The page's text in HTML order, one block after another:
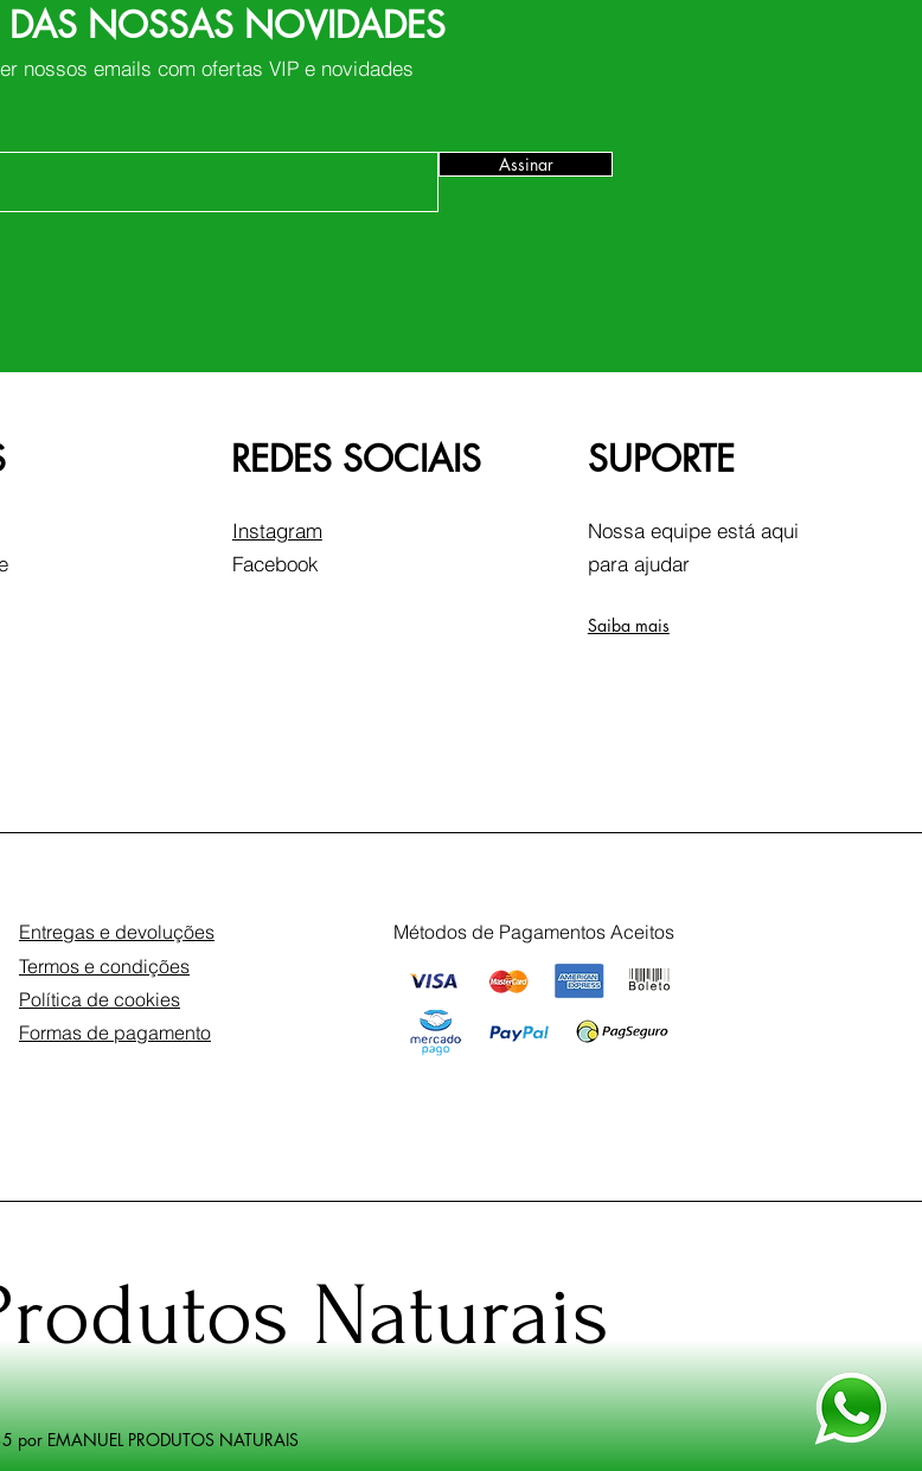
DAS NOSSAS NOVIDADES
nossos emails com ofertas VIP e novidades
Assinar
REDES SOCIAIS
Instagram
Facebook
SUPORTE
Nossa equipe está aqui
para ajudar
Saiba mais
Entregas e devoluções
Termos e condições
Política de cookies
Formas de pagamento
Métodos de Pagamentos Aceitos
Naturais
por EMANUEL PRODUTOS NATURAIS